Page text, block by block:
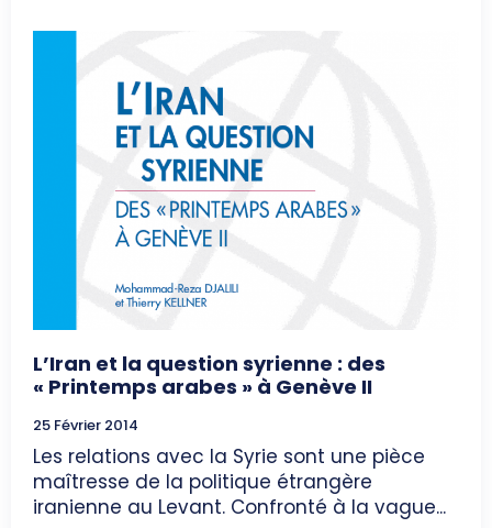
L’Iran et la question syrienne : des
« Printemps arabes » à Genève II
25 Février 2014
Les relations avec la Syrie sont une pièce
maîtresse de la politique étrangère
iranienne au Levant. Confronté à la vague...